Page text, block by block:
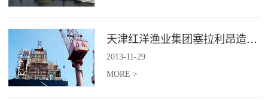
天津红洋渔业集团塞拉利昂造船项目
2013-11-29
MORE >